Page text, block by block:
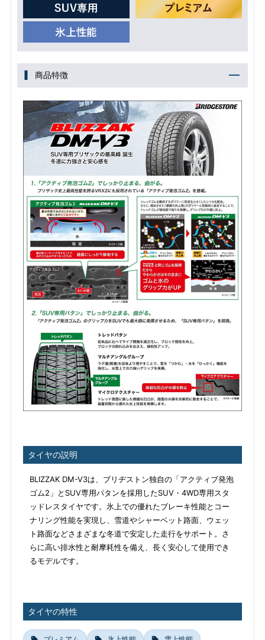
商品特徴
タイヤの説明
BLIZZAK DM-V3は、ブリヂストン独自の「アクティブ発泡
ゴム2」とSUV専用パタンを採用したSUV・4WD専用スタ
ッドレスタイヤです。氷上での優れたブレーキ性能とコー
ナリング性能を実現し、雪道やシャーベット路面、ウェッ
ト路面などさまざまな冬道で安定した走行をサポート。さ
らに高い排水性と耐摩耗性を備え、長く安心して使用でき
るモデルです。
タイヤの特性